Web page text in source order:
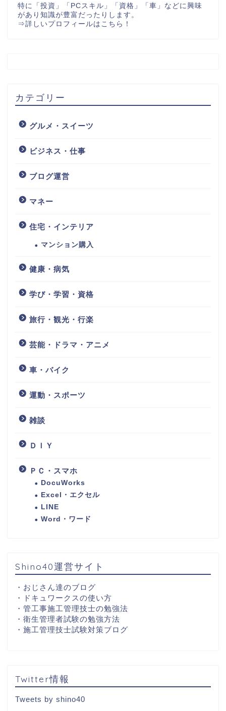
特に「投資」「PCスキル」「資格」「車」などに興味
があり知識が豊富だったりします。
⇒詳しいプロフィールはこちら！
カテゴリー
グルメ・スイーツ
ビジネス・仕事
ブログ運営
マネー
住宅・インテリア
マンション購入
健康・病気
学び・学習・資格
旅行・観光・行楽
芸能・ドラマ・アニメ
車・バイク
運動・スポーツ
雑談
ＤＩＹ
ＰＣ・スマホ
DocuWorks
Excel・エクセル
LINE
Word・ワード
Shino40運営サイト
・ おじさん達のブログ
・
ドキュワークスの使い方
・ 管工事施工管理技士の勉強法
・ 衛生管理者試験の勉強方法
・ 施工管理技士試験対策ブログ
Twitter情報
Tweets by shino40